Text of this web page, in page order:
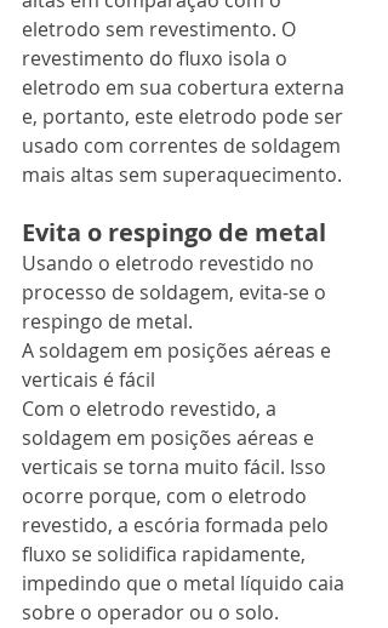
eletrodo sem revestimento. O
revestimento do fluxo isola o
eletrodo em sua cobertura externa
e, portanto, este eletrodo pode ser
usado com correntes de soldagem
mais altas sem superaquecimento.
Evita o respingo de metal
Usando o eletrodo revestido no
processo de soldagem, evita-se o
respingo de metal.
A soldagem em posições aéreas e
verticais é fácil
Com o eletrodo revestido, a
soldagem em posições aéreas e
verticais se torna muito fácil. Isso
ocorre porque, com o eletrodo
revestido, a escória formada pelo
fluxo se solidifica rapidamente,
impedindo que o metal líquido caia
sobre o operador ou o solo.